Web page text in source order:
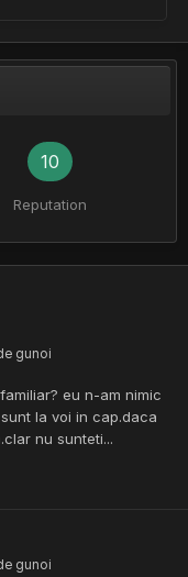
10
Reputation
gunoi
eu n-am nimic
la voi in cap.daca
nu sunteti...
gunoi